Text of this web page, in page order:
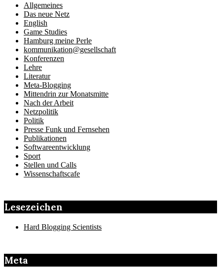
Allgemeines
Das neue Netz
English
Game Studies
Hamburg meine Perle
kommunikation@gesellschaft
Konferenzen
Lehre
Literatur
Meta-Blogging
Mittendrin zur Monatsmitte
Nach der Arbeit
Netzpolitik
Politik
Presse Funk und Fernsehen
Publikationen
Softwareentwicklung
Sport
Stellen und Calls
Wissenschaftscafe
Lesezeichen
Hard Blogging Scientists
Meta